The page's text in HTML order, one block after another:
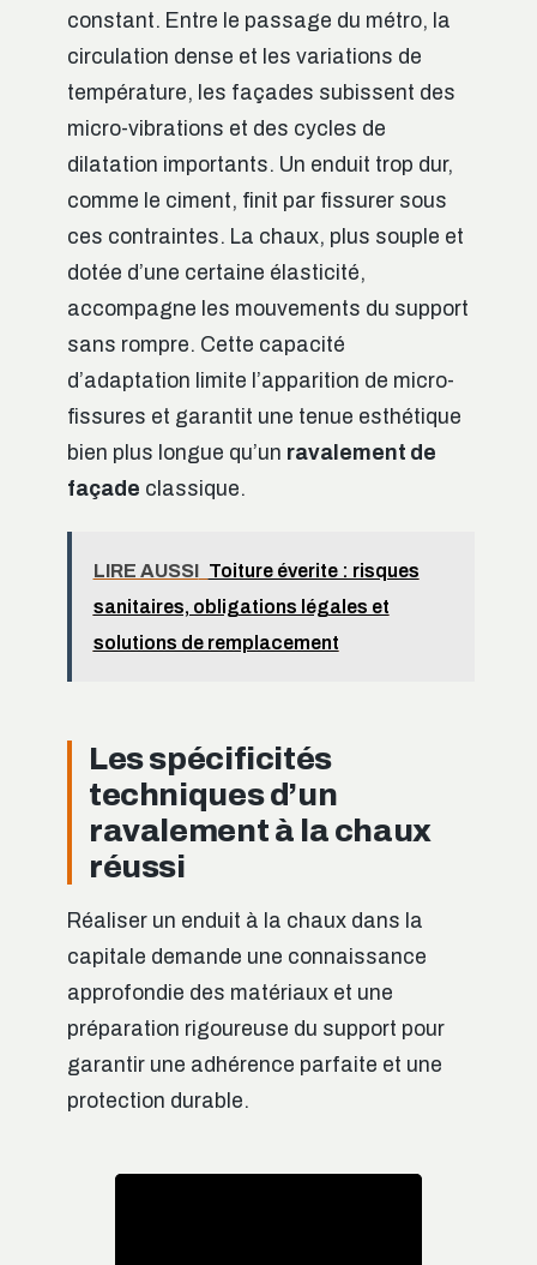
constant. Entre le passage du métro, la
circulation dense et les variations de
température, les façades subissent des
micro-vibrations et des cycles de
dilatation importants. Un enduit trop dur,
comme le ciment, finit par fissurer sous
ces contraintes. La chaux, plus souple et
dotée d’une certaine élasticité,
accompagne les mouvements du support
sans rompre. Cette capacité
d’adaptation limite l’apparition de micro-
fissures et garantit une tenue esthétique
bien plus longue qu’un ravalement de
façade classique.
LIRE AUSSI Toiture éverite : risques
sanitaires, obligations légales et
solutions de remplacement
Les spécificités
techniques d’un
ravalement à la chaux
réussi
Réaliser un enduit à la chaux dans la
capitale demande une connaissance
approfondie des matériaux et une
préparation rigoureuse du support pour
garantir une adhérence parfaite et une
protection durable.